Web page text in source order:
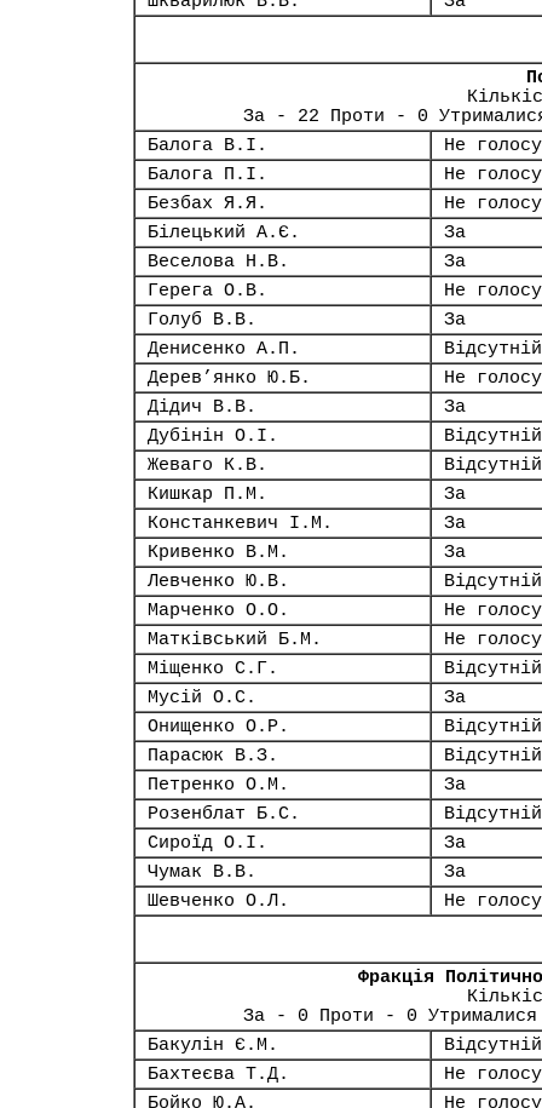
За - 22 Проти - 0
Балога В.І.
Не
Балога П.І.
Не
Безбах Я.Я.
Не
Білецький А.Є.
За
Веселова Н.В.
За
Герега О.В.
Не
Голуб В.В.
За
Денисенко А.П.
Відсутній
Дерев’янко Ю.Б.
Не
Дідич В.В.
За
Дубінін О.І.
Відсутній
Жеваго К.В.
Відсутній
Кишкар П.М.
За
Констанкевич І.М.
За
Кривенко В.М.
За
Левченко Ю.В.
Відсутній
Марченко О.О.
Не
Матківський Б.М.
Не
Міщенко С.Г.
Відсутній
Мусій О.С.
За
Онищенко О.Р.
Відсутній
Парасюк В.З.
Відсутній
Петренко О.М.
За
Розенблат Б.С.
Відсутній
Сироїд О.І.
За
Чумак В.В.
За
Шевченко О.Л.
Не
Фракція
За - 0 Проти - 0
Бакулін Є.М.
Відсутній
Бахтеєва Т.Д.
Не
Бойко Ю.А.
Не